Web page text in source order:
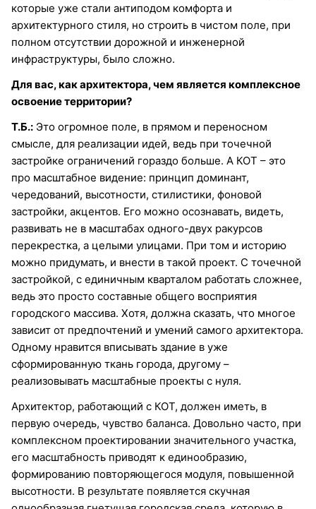
которые уже стали антиподом комфорта и
архитектурного стиля, но строить в чистом поле, при
полном отсутствии дорожной и инженерной
инфраструктуры, было сложно.
Для вас, как архитектора, чем является комплексное
освоение территории?
Т.Б.: Это огромное поле, в прямом и переносном
смысле, для реализации идей, ведь при точечной
застройке ограничений гораздо больше. А КОТ – это
про масштабное видение: принцип доминант,
чередований, высотности, стилистики, фоновой
застройки, акцентов. Его можно осознавать, видеть,
развивать не в масштабах одного-двух ракурсов
перекрестка, а целыми улицами. При том и историю
можно придумать, и внести в такой проект. С точечной
застройкой, с единичным кварталом работать сложнее,
ведь это просто составные общего восприятия
городского массива. Хотя, должна сказать, что многое
зависит от предпочтений и умений самого архитектора.
Одному нравится вписывать здание в уже
сформированную ткань города, другому –
реализовывать масштабные проекты с нуля.
Архитектор, работающий с КОТ, должен иметь, в
первую очередь, чувство баланса. Довольно часто, при
комплексном проектировании значительного участка,
его масштабность приводят к единообразию,
формированию повторяющегося модуля, повышенной
высотности. В результате появляется скучная